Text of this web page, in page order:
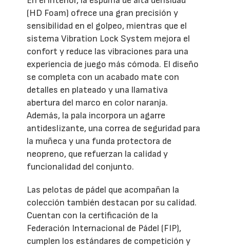
(HD Foam) ofrece una gran precisión y
sensibilidad en el golpeo, mientras que el
sistema Vibration Lock System mejora el
confort y reduce las vibraciones para una
experiencia de juego más cómoda. El diseño
se completa con un acabado mate con
detalles en plateado y una llamativa
abertura del marco en color naranja.
Además, la pala incorpora un agarre
antideslizante, una correa de seguridad para
la muñeca y una funda protectora de
neopreno, que refuerzan la calidad y
funcionalidad del conjunto.
Las pelotas de pádel que acompañan la
colección también destacan por su calidad.
Cuentan con la certificación de la
Federación Internacional de Pádel (FIP),
cumplen los estándares de competición y